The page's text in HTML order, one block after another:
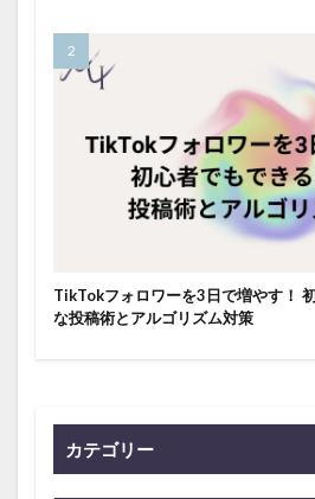
TikTokフォロワーを3日で増やす！
な投稿術とアルゴリズム対策
カテゴリー